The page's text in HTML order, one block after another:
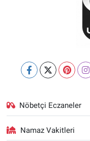
Nöbetçi Eczaneler
Namaz Vakitleri